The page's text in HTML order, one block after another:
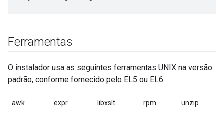
Ferramentas
O instalador usa as seguintes ferramentas UNIX na versão
padrão, conforme fornecido pelo EL5 ou EL6.
awk expr libxslt rpm unzip